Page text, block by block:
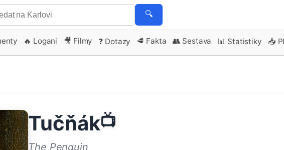
🔍
🔥 Logani 🎥 Filmy ❓ Dotazy 🥩 Fakta 👥 Sestava 📊 Statistiky 📥
Tučňák📺
The Penguin